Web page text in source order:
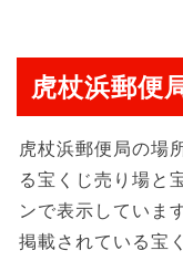
虎杖浜郵便
虎杖浜郵便局の場
る宝くじ売り場と
ンで表示していま
掲載されている宝